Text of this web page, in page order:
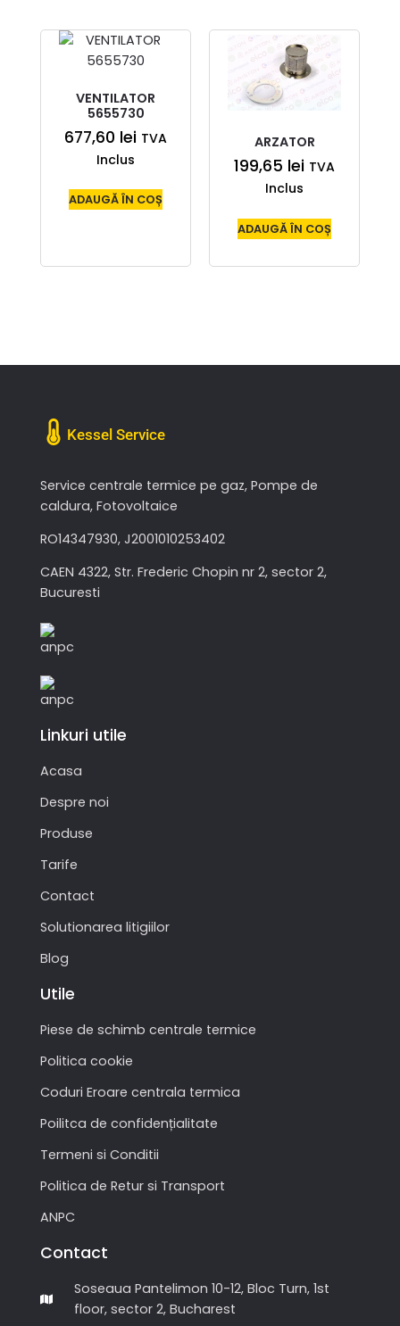
VENTILATOR
5655730
677,60 lei TVA
Inclus
ADAUGĂ ÎN COȘ
ARZATOR
199,65 lei TVA
Inclus
ADAUGĂ ÎN COȘ
Kessel Service
Service centrale termice pe gaz, Pompe de
caldura, Fotovoltaice
RO14347930, J2001010253402
CAEN 4322, Str. Frederic Chopin nr 2, sector 2,
Bucuresti
Linkuri utile
Acasa
Despre noi
Produse
Tarife
Contact
Solutionarea litigiilor
Blog
Utile
Piese de schimb centrale termice
Politica cookie
Coduri Eroare centrala termica
Poilitca de confidențialitate
Termeni si Conditii
Politica de Retur si Transport
ANPC
Contact
Soseaua Pantelimon 10-12, Bloc Turn, 1st
floor, sector 2, Bucharest